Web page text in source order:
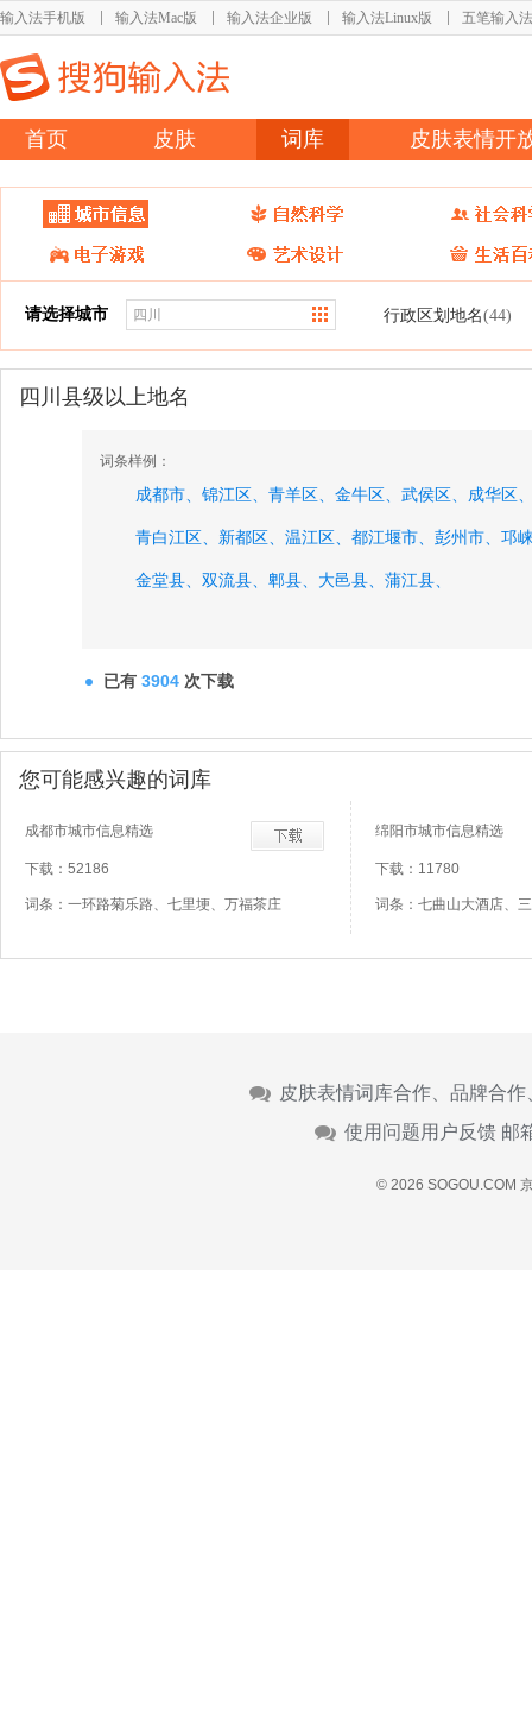
输入法手机版 输入法Mac版 输入法企业版 输入法Linux版 五笔输入法
首页 皮肤 词库 皮肤表情开
请选择城市 行政区划地名(44)
四川县级以上地名
词条样例：
成都市、 锦江区、 青羊区、 金牛区、 武侯区、 成华区
青白江区、 新都区、 温江区、 都江堰市、 彭州市、 邛
金堂县、 双流县、 郫县、 大邑县、 蒲江县、
已有 3904 次下载
您可能感兴趣的词库
成都市城市信息精选
下载：52186
词条：一环路菊乐路、七里埂、万福茶庄
绵阳市城市信息精选
下载：11780
词条：七曲山大酒店、
皮肤表情词库合作、品牌合
使用问题用户反馈 邮
© 2026 SOGOU.COM